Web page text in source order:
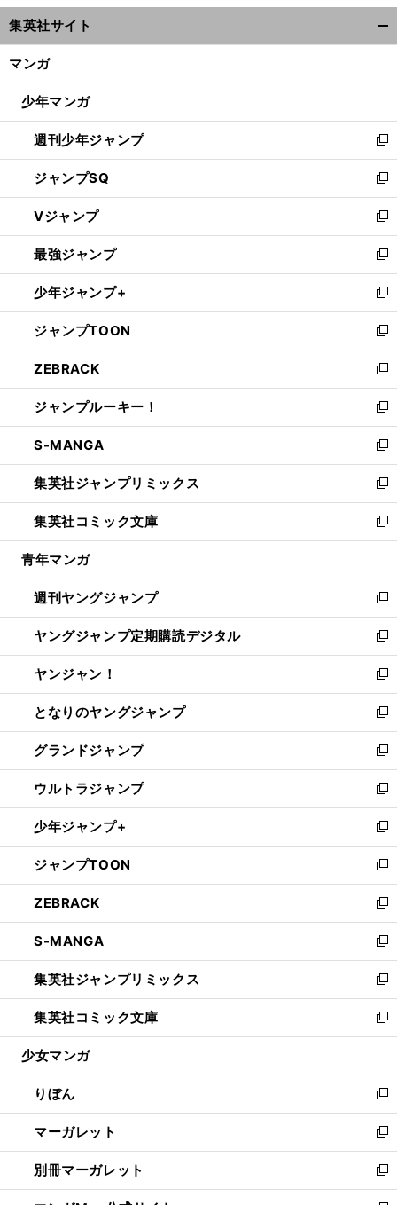
ウ
ィ
ン
ウ
開
く
集英社サイト
マンガ
少年マンガ
週刊少年ジャンプ
新
し
い
ウ
ィ
ン
ド
ウ
で
開
く
ジャンプSQ
新
し
い
ウ
ィ
ン
ド
ウ
で
開
く
Vジャンプ
新
し
い
ウ
ィ
ン
ド
ウ
で
開
く
最強ジャンプ
新
し
い
ウ
ィ
ン
ド
ウ
で
開
く
少年ジャンプ+
新
し
い
ウ
ィ
ン
ド
ウ
で
開
く
ジャンプTOON
新
し
い
ウ
ィ
ン
ド
ウ
で
開
く
ZEBRACK
新
し
い
ウ
ィ
ン
ド
ウ
で
開
ジャンプルーキー！
新
し
い
ウ
ィ
ン
ド
ウ
開
く
S-MANGA
新
し
い
ウ
ィ
ン
ウ
で
開
く
集英社ジャンプリミックス
新
し
い
ウ
ン
ド
ウ
で
開
く
集英社コミック文庫
新
し
ウ
ィ
ン
ド
ウ
で
開
く
青年マンガ
週刊ヤングジャンプ
新
し
い
ウ
ィ
ン
ド
ウ
で
開
く
ヤングジャンプ定期購読デジタル
新
し
い
ウ
ィ
ン
ド
ウ
で
開
く
ヤンジャン！
新
し
い
ウ
ィ
ン
ド
ウ
で
開
く
となりのヤングジャンプ
新
し
い
ウ
ィ
ン
ド
ウ
で
開
く
グランドジャンプ
新
し
い
ウ
ィ
ン
ド
ウ
で
開
く
ウルトラジャンプ
新
し
い
ウ
ィ
ン
ド
ウ
で
開
く
少年ジャンプ+
新
し
い
ウ
ィ
ン
ド
ウ
で
開
く
ジャンプTOON
新
し
い
ウ
ィ
ン
ド
ウ
で
開
ZEBRACK
新
し
い
ウ
ィ
ン
ド
ウ
開
く
S-MANGA
新
し
い
ウ
ィ
ン
ウ
で
開
く
集英社ジャンプリミックス
新
し
い
ウ
ン
ド
ウ
で
開
く
集英社コミック文庫
新
し
ウ
ィ
ン
ド
ウ
で
開
少女マンガ
りぼん
新
し
い
ウ
ィ
ン
マーガレット
新
し
い
ウ
別冊マーガレット
新
し